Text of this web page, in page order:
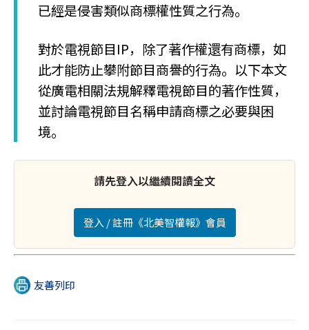
已經是侵害類似商標權性質之行為。
對於電視節目IP，除了著作權還有商標，如
此才能防止攀附節目商譽的行為。以下本文
從廣電相關法規解釋電視節目的著作性質，
並討論電視節目名稱申請商標之必要與困
境。
請先登入以繼續閱讀全文
登入 / 註冊《北美智權報》會員
友善列印